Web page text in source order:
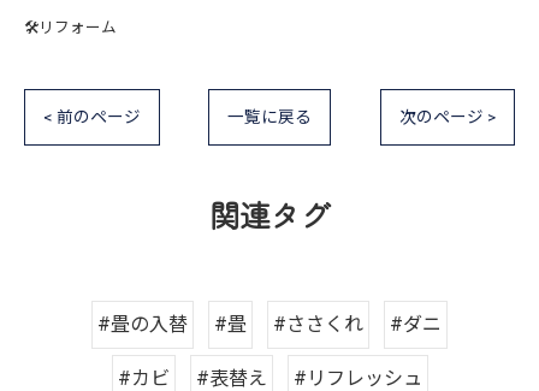
🛠️リフォーム
< 前のページ 一覧に戻る 次のページ >
関連タグ
#畳の入替 #畳 #ささくれ #ダニ
#カビ #表替え #リフレッシュ